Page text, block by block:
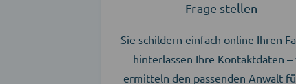
Frage stellen
Sie schildern einfach online Ihren
hinterlassen Ihre Kontaktdaten –
ermitteln den passenden Anwalt